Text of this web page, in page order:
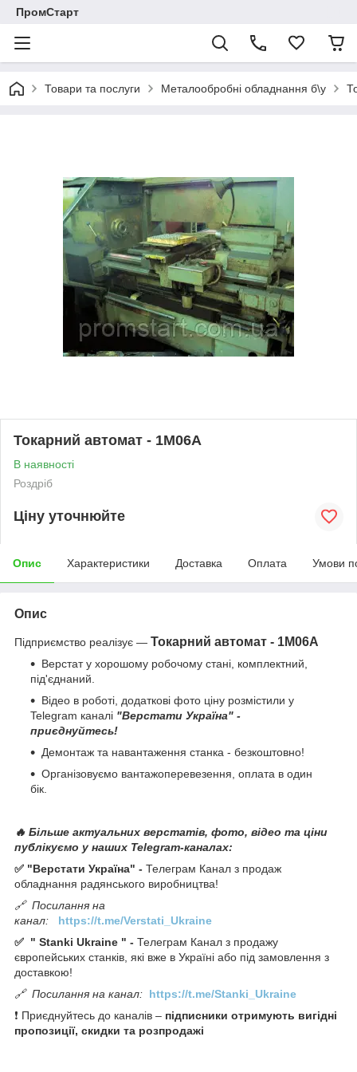
ПромСтарт
Товари та послуги Металообробні обладнання б\у
Токарний автомат - 1М06А
В наявності
Роздріб
Ціну уточнюйте
Опис Характеристики Доставка Оплата Умови
Опис
Підприємство реалізує — Токарний автомат - 1М06А
Верстат у хорошому робочому стані, комплектний,
під'єднаний.
Відео в роботі, додаткові фото ціну розмістили у
Telegram каналі "Верстати Україна" -
приєднуйтесь!
Демонтаж та навантаження станка - безкоштовно!
Організовуємо вантажоперевезення, оплата в один
бік.
🔥 Більше актуальних верстатів, фото, відео та ціни
публікуємо у наших Telegram-каналах:
✅ "Верстати Україна" - Телеграм Канал з продаж
обладнання радянського виробництва!
🔗 Посилання на
канал: https://t.me/Verstati_Ukraine
✅ " Stanki Ukraine " - Телеграм Канал з продажу
європейських станків, які вже в Україні або під замовлення з
доставкою!
🔗 Посилання на канал: https://t.me/Stanki_Ukraine
❗ Приєднуйтесь до каналів – підписники отримують вигідні
пропозиції, скидки та розпродажі